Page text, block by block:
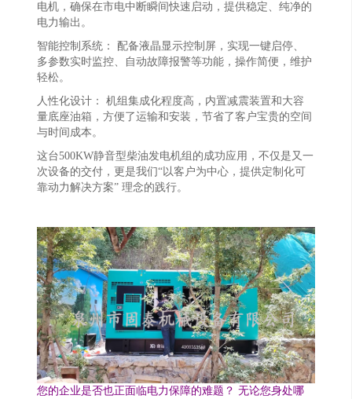
电机，确保在市电中断瞬间快速启动，提供稳定、纯净的
电力输出。
智能控制系统： 配备液晶显示控制屏，实现一键启停、
多参数实时监控、自动故障报警等功能，操作简便，维护
轻松。
人性化设计： 机组集成化程度高，内置减震装置和大容
量底座油箱，方便了运输和安装，节省了客户宝贵的空间
与时间成本。
这台500KW静音型柴油发电机组的成功应用，不仅是又一
次设备的交付，更是我们“以客户为中心，提供定制化可
靠动力解决方案” 理念的践行。
您的企业是否也正面临电力保障的难题？ 无论您身处哪